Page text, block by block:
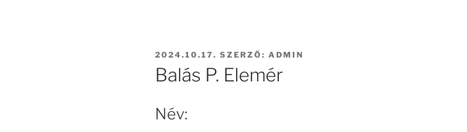
BEKÜLDVE:
2024.10.17. SZERZŐ: ADMIN
Balás P. Elemér
Név: